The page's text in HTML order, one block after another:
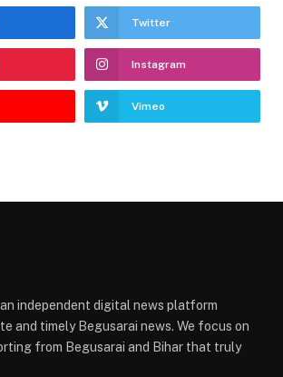
Twitter
Instagram
Vimeo
independent digital news platform
and timely Begusarai news. We focus on
from Begusarai and Bihar that truly